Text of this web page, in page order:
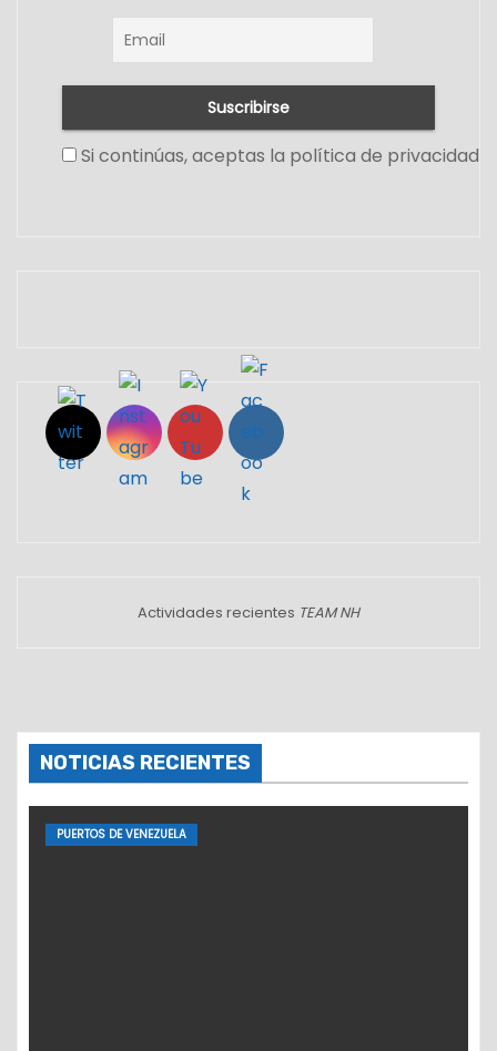
Si continúas, aceptas la política de privacidad
Actividades recientes TEAM NH
NOTICIAS RECIENTES
PUERTOS DE VENEZUELA